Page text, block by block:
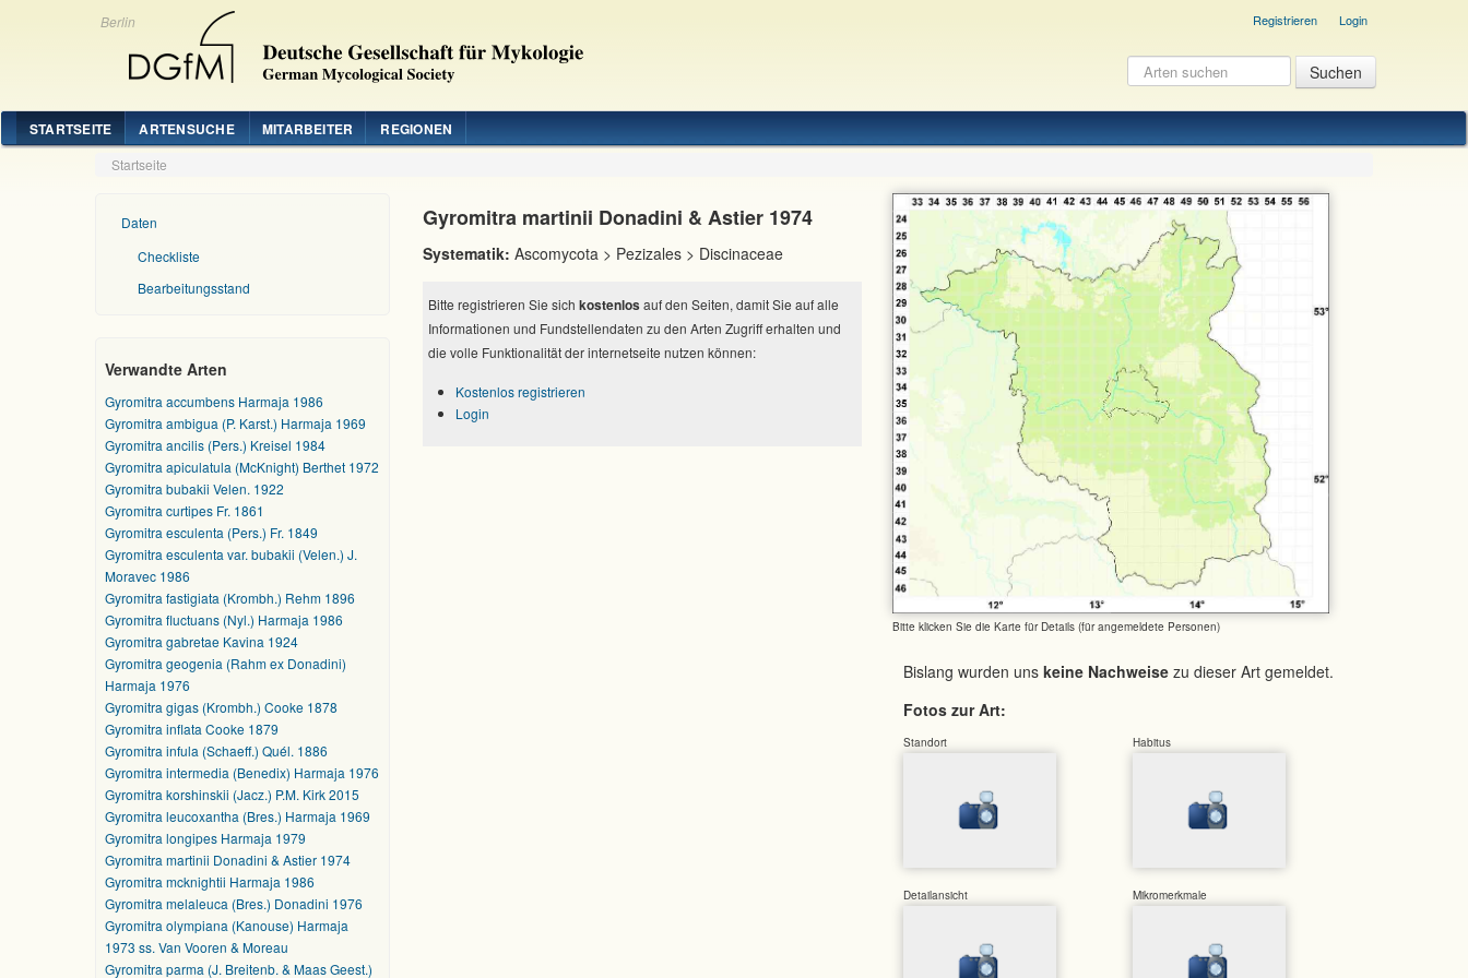
Berlin Registrieren Login
STARTSEITE ARTENSUCHE MITARBEITER REGIONEN
Startseite
Daten
Checkliste
Bearbeitungsstand
Verwandte Arten
Gyromitra accumbens Harmaja 1986
Gyromitra ambigua (P. Karst.) Harmaja 1969
Gyromitra ancilis (Pers.) Kreisel 1984
Gyromitra apiculatula (McKnight) Berthet 1972
Gyromitra bubakii Velen. 1922
Gyromitra curtipes Fr. 1861
Gyromitra esculenta (Pers.) Fr. 1849
Gyromitra esculenta var. bubakii (Velen.) J.
Moravec 1986
Gyromitra fastigiata (Krombh.) Rehm 1896
Gyromitra fluctuans (Nyl.) Harmaja 1986
Gyromitra gabretae Kavina 1924
Gyromitra geogenia (Rahm ex Donadini)
Harmaja 1976
Gyromitra gigas (Krombh.) Cooke 1878
Gyromitra inflata Cooke 1879
Gyromitra infula (Schaeff.) Quél. 1886
Gyromitra intermedia (Benedix) Harmaja 1976
Gyromitra korshinskii (Jacz.) P.M. Kirk 2015
Gyromitra leucoxantha (Bres.) Harmaja 1969
Gyromitra longipes Harmaja 1979
Gyromitra martinii Donadini & Astier 1974
Gyromitra mcknightii Harmaja 1986
Gyromitra melaleuca (Bres.) Donadini 1976
Gyromitra olympiana (Kanouse) Harmaja
1973 ss. Van Vooren & Moreau
Gyromitra parma (J. Breitenb. & Maas Geest.)
Bitte klicken Sie die Karte für Details (für angemeldete Personen)
Bislang wurden uns keine Nachweise zu dieser Art gemeldet.
Fotos zur Art:
Standort Habitus
Detailansicht Mikromerkmale
Gyromitra martinii Donadini & Astier 1974
Systematik: Ascomycota > Pezizales > Discinaceae
Bitte registrieren Sie sich kostenlos auf den Seiten, damit Sie auf alle
Informationen und Fundstellendaten zu den Arten Zugriff erhalten und
die volle Funktionalität der internetseite nutzen können:
Kostenlos registrieren
Login